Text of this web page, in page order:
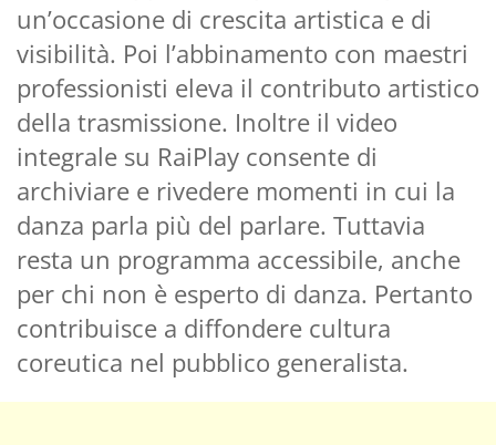
un’occasione di crescita artistica e di
visibilità. Poi l’abbinamento con maestri
professionisti eleva il contributo artistico
della trasmissione. Inoltre il video
integrale su RaiPlay consente di
archiviare e rivedere momenti in cui la
danza parla più del parlare. Tuttavia
resta un programma accessibile, anche
per chi non è esperto di danza. Pertanto
contribuisce a diffondere cultura
coreutica nel pubblico generalista.